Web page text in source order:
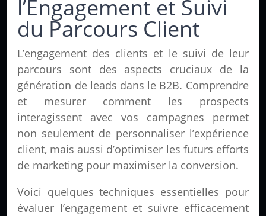
l’Engagement et Suivi
du Parcours Client
L’engagement des clients et le suivi de leur
parcours sont des aspects cruciaux de la
génération de leads dans le B2B. Comprendre
et mesurer comment les prospects
interagissent avec vos campagnes permet
non seulement de personnaliser l’expérience
client, mais aussi d’optimiser les futurs efforts
de marketing pour maximiser la conversion.
Voici quelques techniques essentielles pour
évaluer l’engagement et suivre efficacement